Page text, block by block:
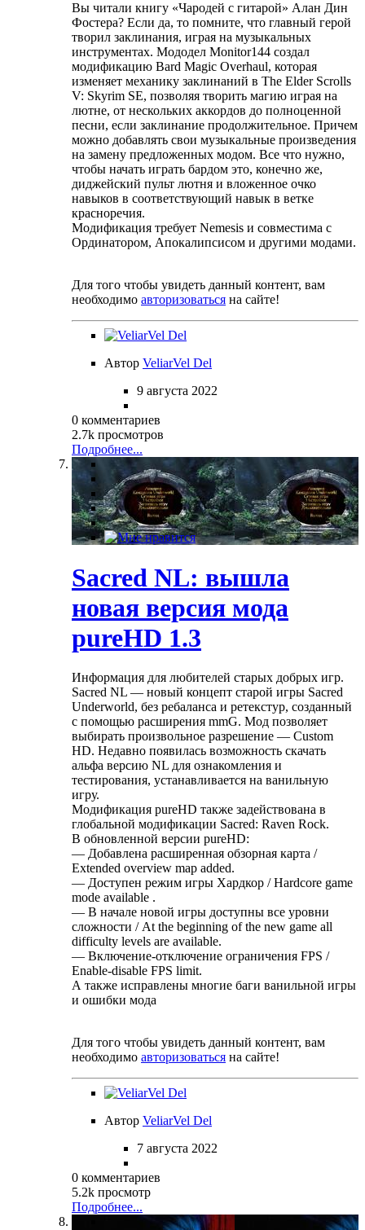
Вы читали книгу «Чародей с гитарой» Алан Дин
Фостера? Если да, то помните, что главный герой
творил заклинания, играя на музыкальных
инструментах. Мододел Monitor144 создал
модификацию Bard Magic Overhaul, которая
изменяет механику заклинаний в The Elder Scrolls
V: Skyrim SE, позволяя творить магию играя на
лютне, от нескольких аккордов до полноценной
песни, если заклинание продолжительное. Причем
можно добавлять свои музыкальные произведения
на замену предложенных модом. Все что нужно,
чтобы начать играть бардом это, конечно же,
диджейский пульт лютня и вложенное очко
навыков в соответствующий навык в ветке
красноречия.
Модификация требует Nemesis и совместима с
Ординатором, Апокалипсисом и другими модами.
Для того чтобы увидеть данный контент, вам
необходимо авторизоваться на сайте!
Автор VeliarVel Del
9 августа 2022
0 комментариев
2.7k просмотров
Подробнее...
Sacred NL: вышла
новая версия мода
pureHD 1.3
Информация для любителей старых добрых игр.
Sacred NL — новый концепт старой игры Sacred
Underworld, без ребаланса и ретекстур, созданный
с помощью расширения mmG. Мод позволяет
выбирать произвольное разрешение — Custom
HD. Недавно появилась возможность скачать
альфа версию NL для ознакомления и
тестирования, устанавливается на ванильную
игру.
Модификация pureHD также задействована в
глобальной модификации Sacred: Raven Rock.
В обновленной версии pureHD:
— Добавлена расширенная обзорная карта /
Extended overview map added.
— Доступен режим игры Хардкор / Hardcore game
mode available .
— В начале новой игры доступны все уровни
сложности / At the beginning of the new game all
difficulty levels are available.
— Включение-отключение ограничения FPS /
Enable-disable FPS limit.
А также исправлены многие баги ванильной игры
и ошибки мода
Для того чтобы увидеть данный контент, вам
необходимо авторизоваться на сайте!
Автор VeliarVel Del
7 августа 2022
0 комментариев
5.2k просмотр
Подробнее...